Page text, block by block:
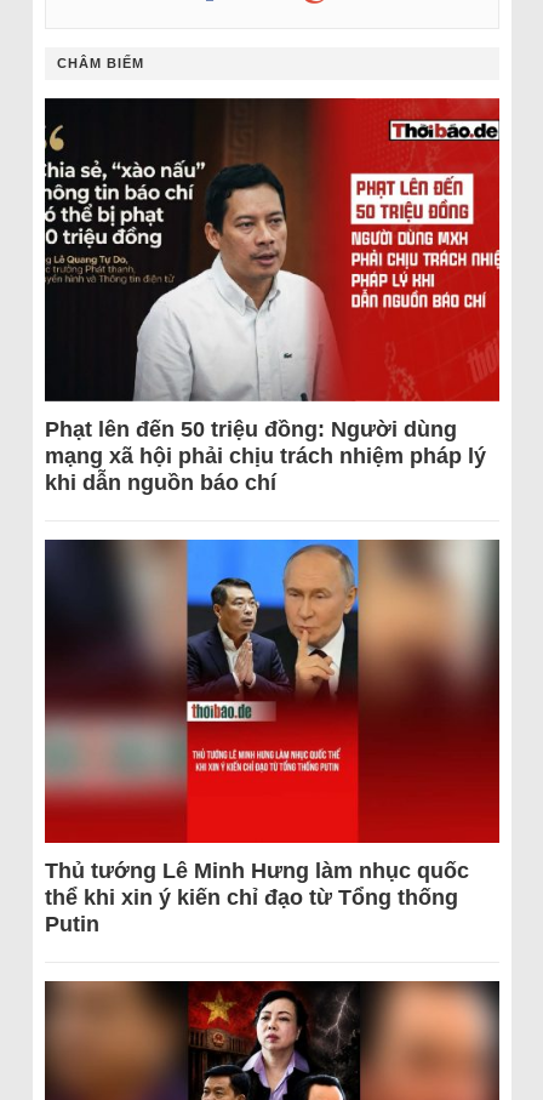
CHÂM BIẾM
Phạt lên đến 50 triệu đồng: Người dùng
mạng xã hội phải chịu trách nhiệm pháp lý
khi dẫn nguồn báo chí
Thủ tướng Lê Minh Hưng làm nhục quốc
thể khi xin ý kiến chỉ đạo từ Tổng thống
Putin